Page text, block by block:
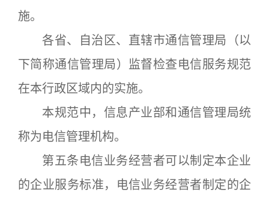
施。
各省、自治区、直辖市通信管理局（以
下简称通信管理局）监督检查电信服务规范
在本行政区域内的实施。
本规范中，信息产业部和通信管理局统
称为电信管理机构。
第五条电信业务经营者可以制定本企业
的企业服务标准，电信业务经营者制定的企